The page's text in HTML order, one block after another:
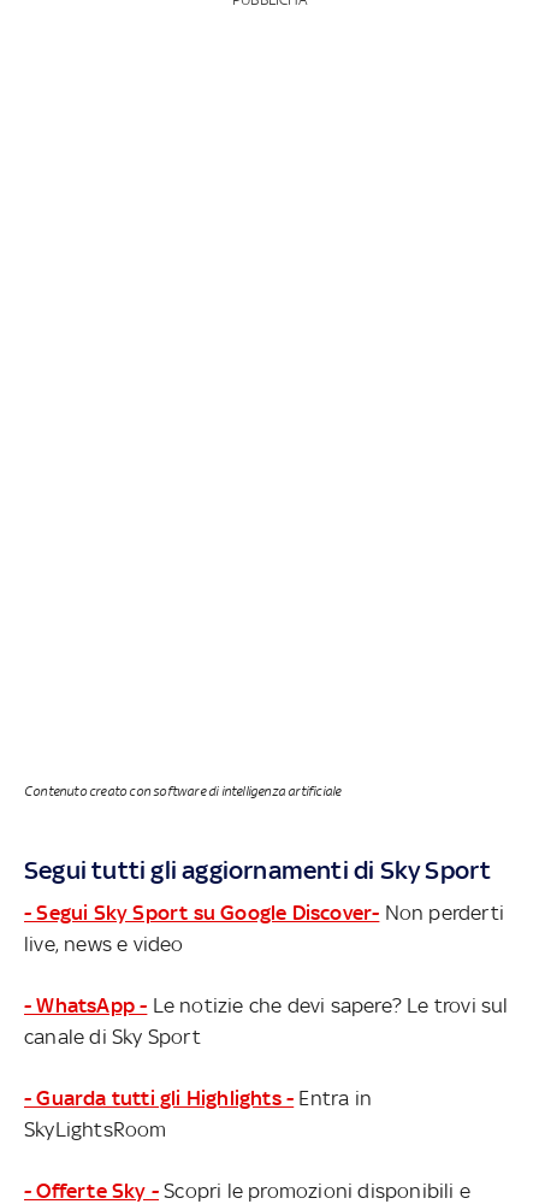
Contenuto creato con software di intelligenza artificiale
Segui tutti gli aggiornamenti di Sky Sport
- Segui Sky Sport su Google Discover- Non perderti
live, news e video
- WhatsApp - Le notizie che devi sapere? Le trovi sul
canale di Sky Sport
- Guarda tutti gli Highlights - Entra in
SkyLightsRoom
- Offerte Sky - Scopri le promozioni disponibili e